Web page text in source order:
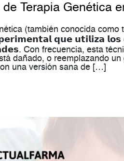
de Terapia Genética
(también conocida
𝗾𝘂𝗲 𝘂𝘁𝗶𝗹𝗶𝘇𝗮
Con frecuencia, esta
dañado, o reemplazando
una versión sana de […]